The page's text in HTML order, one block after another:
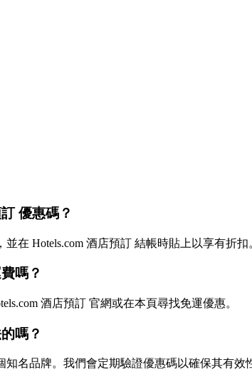
優惠碼？
在 Hotels.com 酒店預訂 結帳時貼上以享有折扣
嗎？
酒店預訂 官網或在本頁尋找免運優惠。
嗎？
知名品牌。我們會定期驗證優惠碼以確保其有效